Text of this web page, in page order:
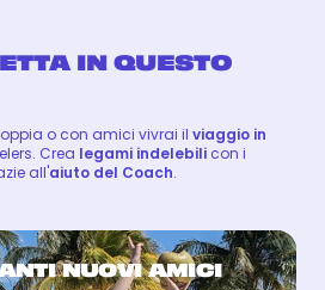
IN QUESTO
o con amici vivrai il viaggio in
Crea legami indelebili con i
all'aiuto del Coach.
NUOVI AMICI